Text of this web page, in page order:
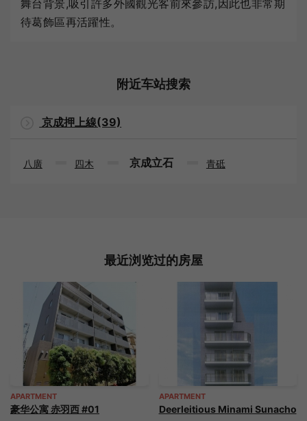
舞台背景,吸引許多外國觀光客前來參訪,因此也非常期
待葛飾區再活躍性。
附近车站搜索
京成押上線(39)
八廣 四木 京成立石 青砥
最近浏览过的房屋
APARTMENT
豪华公寓 赤羽西 #01
APARTMENT
Deerleitious Minami Sunacho